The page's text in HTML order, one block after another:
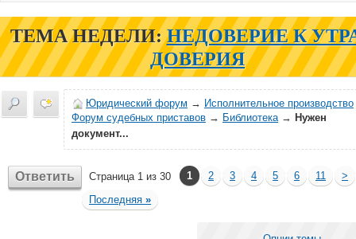
ТЕМА НЕДЕЛИ: НЕДОВЕРИЕ К
ДОВЕРИЯ
Юридический форум → Исполнительное производство
Форум судебных приставов → Библиотека→ Нужен
документ...
Ответить Страница 1 из 30 1 2 3 4 5 6 11
>
Последняя »